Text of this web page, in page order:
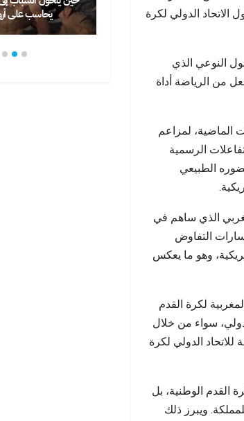
الاتحاد الدولي لكرة
النوعي الذي
من الرياضة أداة
الماضية، لمزاعم
الرسمية
الطبيعي
الذي ساهم في
التفاوض
وهو ما يعكس
لكرة القدم
سواء من خلال
للاتحاد الدولي لكرة
القدم الوطنية، بل
ويبرز ذلك
يحاسب على أرواح ضحايا…